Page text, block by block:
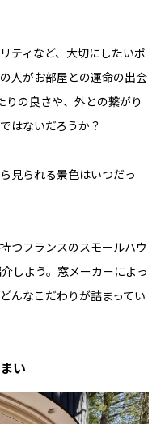
ティなど、大切にしたいポ
人がお部屋との運命の出会
の良さや、外との繋がり
はないだろうか？
見られる景色はいつだっ
つフランスのスモールハウ
しよう。窓メーカーによっ
んなこだわりが詰まってい
い